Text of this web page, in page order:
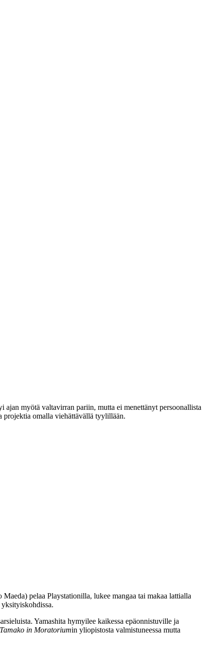
ajan myötä valtavirran pariin, mutta ei menettänyt persoonallista
projektia omalla viehättävällä tyylillään.
Maeda) pelaa Playstationilla, lukee mangaa tai makaa lattialla
Yamashita hymyilee kaikessa epäonnistuville ja
Tamako in Moratoriumin yliopistosta valmistuneessa mutta